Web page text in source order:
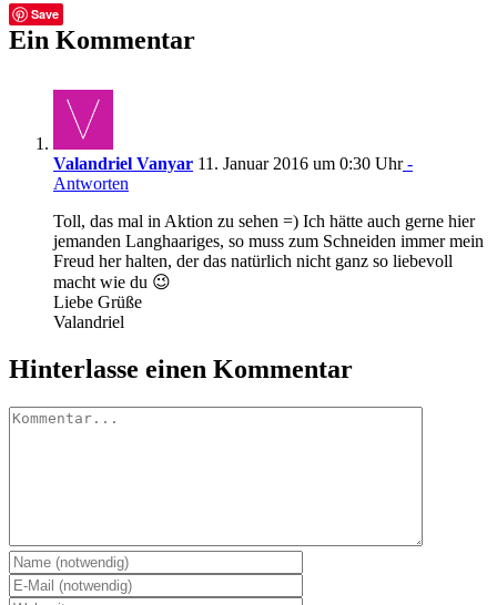
Facebook
Twitter
Tumblr
Save E-
Mail
Ein Kommentar
Valandriel Vanyar 11. Januar 2016 um 0:30 Uhr-
Antworten
Toll, das mal in Aktion zu sehen =) Ich hätte auch gerne hier
jemanden Langhaariges, so muss zum Schneiden immer mein
Freud her halten, der das natürlich nicht ganz so liebevoll
macht wie du 😉
Liebe Grüße
Valandriel
Hinterlasse einen Kommentar
Kommentar